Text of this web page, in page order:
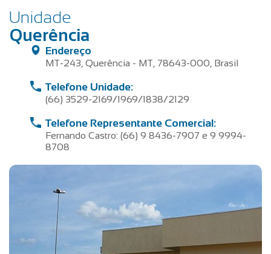
Unidade
Querência
Endereço
MT-243, Querência - MT, 78643-000, Brasil
Telefone Unidade:
(66) 3529-2169/1969/1838/2129
Telefone Representante Comercial:
Fernando Castro: (66) 9 8436-7907 e 9 9994-
8708